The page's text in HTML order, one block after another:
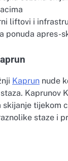
liftovi i
ponuda apres-
Kaprun nude
Kaprunov
tijekom
staze i